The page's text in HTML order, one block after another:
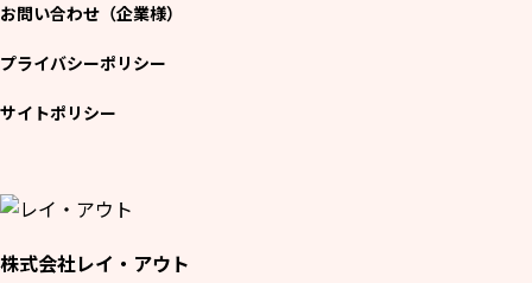
株式会社レイ・アウト
お問い合わせ（企業様）
プライバシーポリシー
サイトポリシー